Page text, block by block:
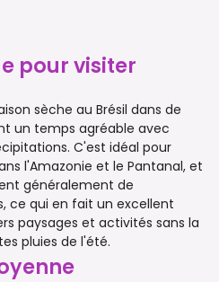
pour visiter
sèche au Brésil dans de
un temps agréable avec
C'est idéal pour
l'Amazonie et le Pantanal, et
généralement de
ce qui en fait un excellent
paysages et activités sans la
pluies de l'été.